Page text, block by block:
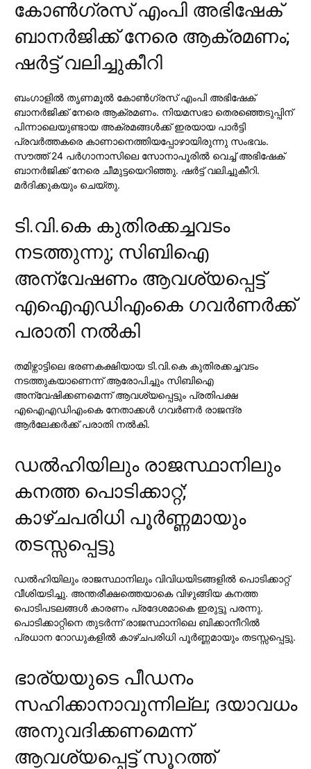
കോണ്‍ഗ്രസ് എംപി അഭിഷേക്
ബാനര്‍ജിക്ക് നേരെ ആക്രമണം;
ഷര്‍ട്ട് വലിച്ചുകീറി
ബംഗാളില്‍ തൃണമൂല്‍ കോണ്‍ഗ്രസ് എംപി അഭിഷേക്
ബാനര്‍ജിക്ക് നേരെ ആക്രമണം. നിയമസഭാ തെരഞ്ഞെടുപ്പിന്
പിന്നാലെയുണ്ടായ അക്രമങ്ങള്‍ക്ക് ഇരയായ പാര്‍ട്ടി
പ്രവര്‍ത്തകരെ കാണാനെത്തിയപ്പോഴായിരുന്നു സംഭവം.
സൗത്ത് 24 പര്‍ഗാനാസിലെ സോനാപൂരില്‍ വെച്ച് അഭിഷേക്
ബാനര്‍ജിക്ക് നേരെ ചീമുട്ടയെറിഞ്ഞു. ഷര്‍ട്ട് വലിച്ചുകീറി.
മര്‍ദിക്കുകയും ചെയ്തു.
ടി.വി.കെ കുതിരക്കച്ചവടം
നടത്തുന്നു; സിബിഐ
അന്വേഷണം ആവശ്യപ്പെട്ട്
എഐഎഡിഎംകെ ഗവര്‍ണര്‍ക്ക്
പരാതി നല്‍കി
തമിഴ്നാട്ടിലെ ഭരണകക്ഷിയായ ടി.വി.കെ കുതിരക്കച്ചവടം
നടത്തുകയാണെന്ന് ആരോപിച്ചും സിബിഐ
അന്വേഷിക്കണമെന്ന് ആവശ്യപ്പെട്ടും പ്രതിപക്ഷ
എഐഎഡിഎംകെ നേതാക്കള്‍ ഗവര്‍ണര്‍ രാജന്ദ്ര
ആര്‍ലേക്കര്‍ക്ക് പരാതി നല്‍കി.
ഡല്‍ഹിയിലും രാജസ്ഥാനിലും
കനത്ത പൊടിക്കാറ്റ്;
കാഴ്ചപരിധി പൂര്‍ണ്ണമായും
തടസ്സപ്പെട്ടു
ഡല്‍ഹിയിലും രാജസ്ഥാനിലും വിവിധയിടങ്ങളില്‍ പൊടിക്കാറ്റ്
വീശിയടിച്ചു. അന്തരീക്ഷത്തെയാകെ വിഴുങ്ങിയ കനത്ത
പൊടിപടലങ്ങള്‍ കാരണം പ്രദേശമാകെ ഇരുട്ടു പരന്നു.
പൊടിക്കാറ്റിനെ തുടര്‍ന്ന് രാജസ്ഥാനിലെ ബിക്കാനീറില്‍
പ്രധാന റോഡുകളില്‍ കാഴ്ചപരിധി പൂര്‍ണ്ണമായും തടസ്സപ്പെട്ടു.
ഭാര്യയുടെ പീഡനം
സഹിക്കാനാവുന്നില്ല; ദയാവധം
അനുവദിക്കണമെന്ന്
ആവശ്യപ്പെട്ട് സൂറത്ത്